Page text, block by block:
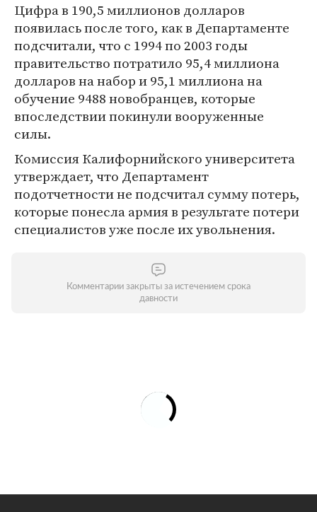
Цифра в 190,5 миллионов долларов
появилась после того, как в Департаменте
подсчитали, что с 1994 по 2003 годы
правительство потратило 95,4 миллиона
долларов на набор и 95,1 миллиона на
обучение 9488 новобранцев, которые
впоследствии покинули вооруженные
силы.
Комиссия Калифорнийского университета
утверждает, что Департамент
подотчетности не подсчитал сумму потерь,
которые понесла армия в результате потери
специалистов уже после их увольнения.
Комментарии закрыты за истечением срока
давности